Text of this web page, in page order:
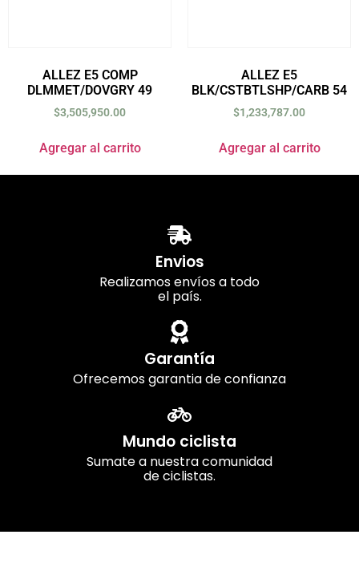
ALLEZ E5 COMP
DLMMET/DOVGRY 49
$3,505,950.00
Agregar al carrito
ALLEZ E5
BLK/CSTBTLSHP/CARB 54
$1,233,787.00
Agregar al carrito
Envios
Realizamos envíos a todo
el país.
Garantía
Ofrecemos garantia de confianza
Mundo ciclista
Sumate a nuestra comunidad
de ciclistas.